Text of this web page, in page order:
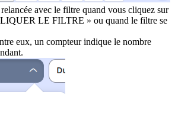
avec le filtre quand vous cliquez sur
LE FILTRE » ou quand le filtre se
eux, un compteur indique le nombre